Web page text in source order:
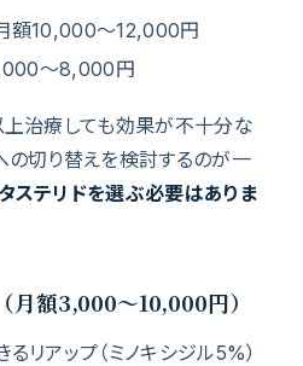
額10,000〜12,000円
〜8,000円
上治療しても効果が不十分な
の切り替えを検討するのが一
ステリドを選ぶ必要はありま
月額3,000〜10,000円）
リアップ（ミノキシジル5%）